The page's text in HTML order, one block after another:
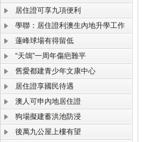
居住證可享九項便利
學聯：居住證利澳生內地升學工作
蓮峰球場有得留低
“天鴿”一周年傷疤難平
舊愛都建青少年文康中心
居住證享國民待遇
澳人可申內地居住證
狗場擬建蓄洪池防浸
後萬九公屋上樓有望